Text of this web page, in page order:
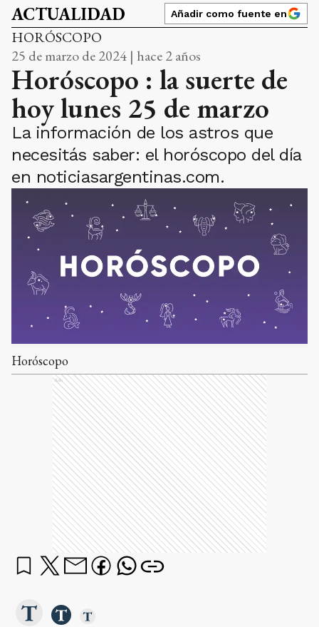
ACTUALIDAD Añadir como fuente en
HORÓSCOPO
25 de marzo de 2024 | hace 2 años
Horóscopo : la suerte de
hoy lunes 25 de marzo
La información de los astros que
necesitás saber: el horóscopo del día
en noticiasargentinas.com.
Horóscopo
Ads